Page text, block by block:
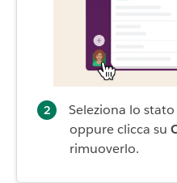
Seleziona lo
oppure clicca su
rimuoverlo.